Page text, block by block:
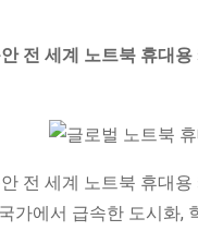
전 세계 노트북 휴대
전 세계 노트북 휴대
가에서 급속한 도시화